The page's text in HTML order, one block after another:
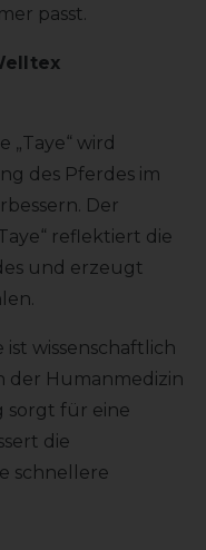
passt.
„Taye“ wird
des Pferdes im
Der
reflektiert die
und erzeugt
wissenschaftlich
der Humanmedizin
sorgt für eine
die
schnellere